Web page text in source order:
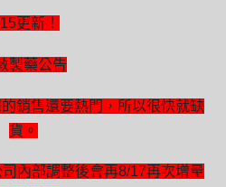
更新！
製藥公告
銷售還要熱門，所以很快就缺
貨。
內部調整後會再8/17再次增量